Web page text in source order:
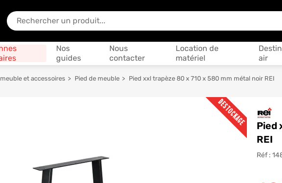
En quoi puis-je vous aider ?
Nos
guides
Nous
contacter
Location de
matériel
air
et accessoires Pied de meuble Pied xxl trapèze 80 x 710 x 580 mm métal noir REI
Pied
REI
Réf :
DESTOCKAGE